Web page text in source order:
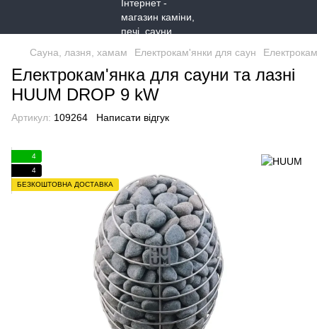
Сауна, лазня, хамам Електрокам'янки для саун
Електрокам'янка для сауни та лазні
HUUM DROP 9 kW
Артикул: 109264 Написати відгук
4
4
БЕЗКОШТОВНА ДОСТАВКА